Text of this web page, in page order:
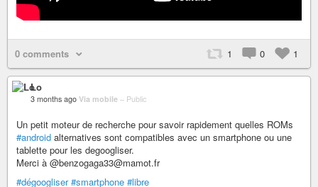
0 comments 1 0 1
Lo
3 months ago Via mobile – Public
Un petit moteur de recherche pour savoir rapidement quelles ROMs
#android alternatives sont compatibles avec un smartphone ou une
tablette pour les degoogliser.
Merci à @benzogaga33@mamot.fr
#dégoogliser #smartphone #libre